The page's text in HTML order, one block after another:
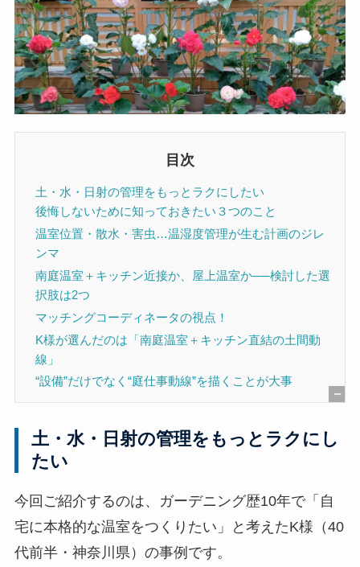
目次
[
表
土・水・日射の管理をもっとラクにしたい
後悔しないために知っておきたい３つのこと
温室位置・散水・害虫…温湿度管理が生む計画のジレ
ンマ
南庭温室＋キッチン近接か、屋上温室か──検討した選
択肢は2つ
マッチングコーディネータの視点！
K様が選んだのは「南庭温室＋キッチン直結の土間動
線」
“設備”だけでなく“庭仕事動線”を描くことが大事
土・水・日射の管理をもっとラクにし
たい
今回ご紹介するのは、ガーデニング歴10年で「自
宅に本格的な温室をつくりたい」と考えたK様（40
代前半・神奈川県）の事例です。